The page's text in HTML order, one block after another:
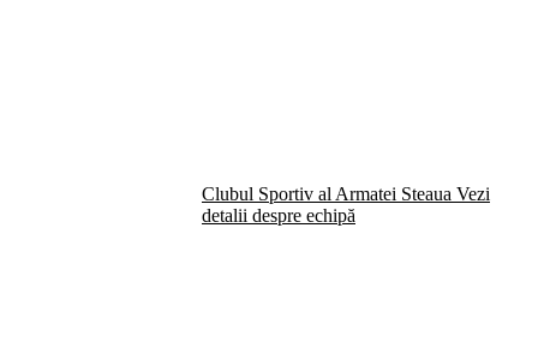
Clubul Sportiv al Armatei Steaua Vezi
detalii despre echipă